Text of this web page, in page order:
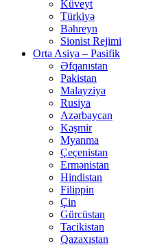
Küveyt
Türkiyə
Bəhreyn
Sionist Rejimi
Orta Asiya – Pasifik
Əfqanıstan
Pakistan
Malayziya
Rusiya
Azərbaycan
Kəşmir
Myanma
Çeçenistan
Ermənistan
Hindistan
Filippin
Çin
Gürcüstan
Tacikistan
Qazaxıstan